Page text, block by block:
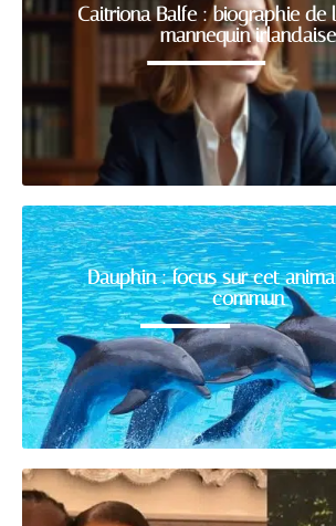
Caitriona Balfe : biographie de
mannequin irlandaise
Dauphin : focus sur cet
commun